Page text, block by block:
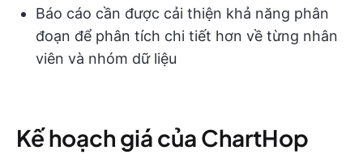
Báo cáo cần được cải thiện khả năng phân
đoạn để phân tích chi tiết hơn về từng nhân
viên và nhóm dữ liệu
Kế hoạch giá của ChartHop